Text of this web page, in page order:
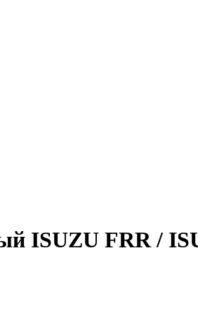
ISUZU FRR /